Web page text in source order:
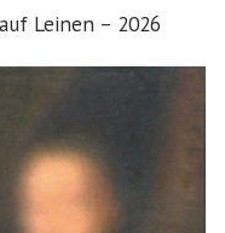
Leinen – 2026